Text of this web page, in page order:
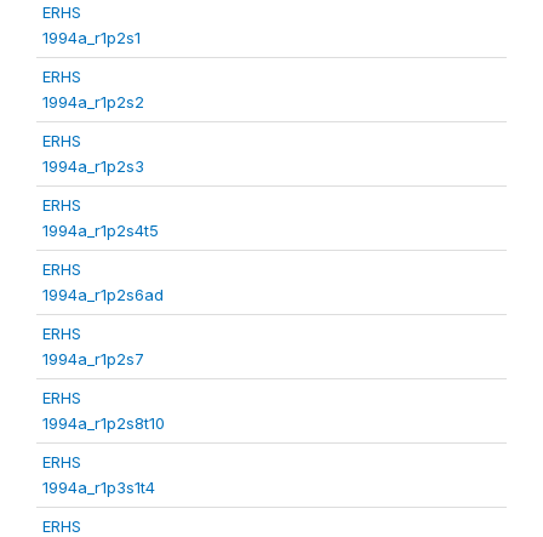
ERHS
1994a_r1p2s1
ERHS
1994a_r1p2s2
ERHS
1994a_r1p2s3
ERHS
1994a_r1p2s4t5
ERHS
1994a_r1p2s6ad
ERHS
1994a_r1p2s7
ERHS
1994a_r1p2s8t10
ERHS
1994a_r1p3s1t4
ERHS